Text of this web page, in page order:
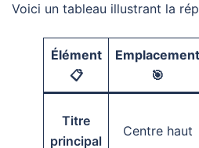
Voici un tableau illustrant la
Élément
📋
Emplacement
🎯
Titre
principal
Centre haut